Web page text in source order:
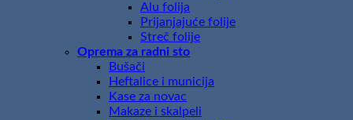
Alu folija
Prijanjajuće folije
Streč folije
Oprema za radni sto
Bušači
Heftalice i municija
Kase za novac
Makaze i skalpeli